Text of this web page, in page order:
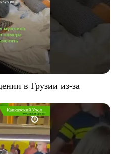
в Грузии из-за